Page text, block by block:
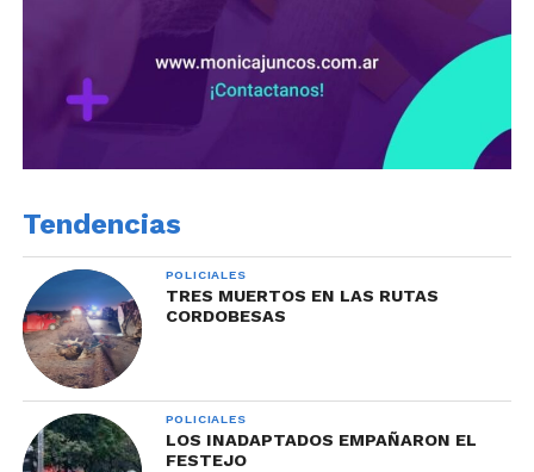
Tendencias
POLICIALES
TRES MUERTOS EN LAS RUTAS
CORDOBESAS
POLICIALES
LOS INADAPTADOS EMPAÑARON EL
FESTEJO